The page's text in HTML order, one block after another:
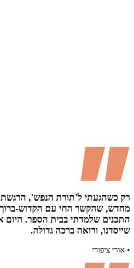
רק כשהגעתי ל'תורת הנפש',
מחדש, שהקשר החי עם הקדוש-
התכנים שלמדתי בבית הספר. היום
שייסדנו, ורואה ברכה גדולה.
• אורי ציפורי